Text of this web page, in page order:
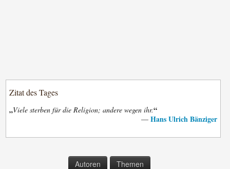
Zitat des Tages
„Viele sterben für die Religion; andere wegen ihr.“
— Hans Ulrich Bänziger
Autoren Themen